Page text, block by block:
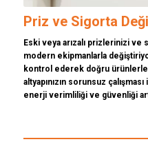
Priz ve Sigorta
Eski veya arızalı prizlerinizi ve
modern ekipmanlarla
kontrol ederek doğru
altyapınızın sorunsuz
enerji verimliliği ve güvenliği